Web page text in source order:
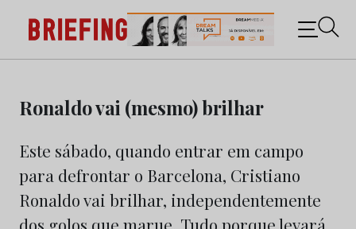
content
Briefing: Todas as notícias sobre os negócios do
Marketing e da Publicidade
Ronaldo vai (mesmo) brilhar
Este sábado, quando entrar em campo
para defrontar o Barcelona, Cristiano
Ronaldo vai brilhar, independentemente
dos golos que marue. Tudo porque levará